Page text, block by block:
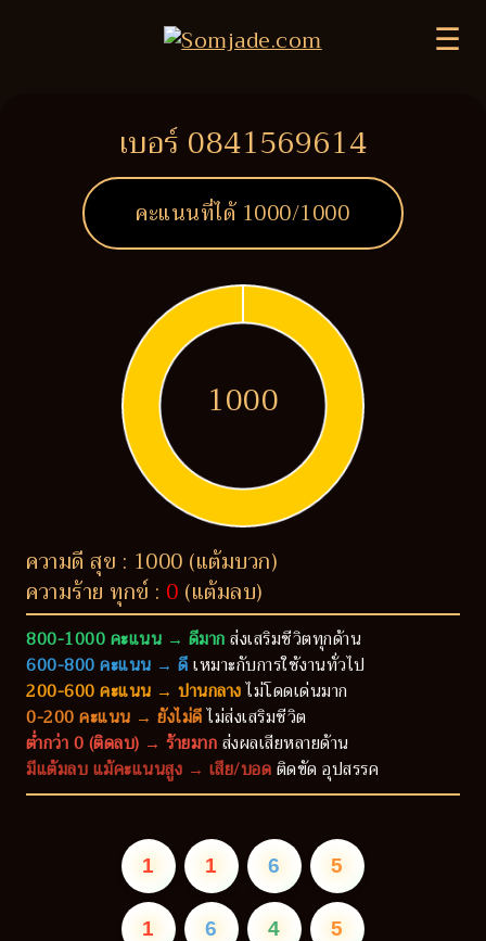
☰
เบอร์ 0841569614
คะแนนที่ได้ 1000/1000
1000
ความดี สุข : 1000 (แต้มบวก)
ความร้าย ทุกข์ : 0 (แต้มลบ)
800-1000 คะแนน → ดีมากส่งเสริมชีวิตทุกด้าน
600-800 คะแนน → ดีเหมาะกับการใช้งานทั่วไป
200-600 คะแนน → ปานกลางไม่โดดเด่นมาก
0-200 คะแนน → ยังไม่ดีไม่ส่งเสริมชีวิต
ต่ำกว่า 0 (ติดลบ) → ร้ายมากส่งผลเสียหลายด้าน
มีแต้มลบ แม้คะแนนสูง → เสีย/บอดติดขัด อุปสรรค
1 1 6 5
1 6 4 5